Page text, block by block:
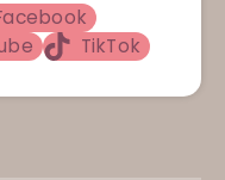
TikTok